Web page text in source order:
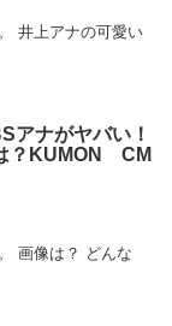
井上アナの可愛い
アナがヤバい！
？KUMON CM
画像は？ どんな